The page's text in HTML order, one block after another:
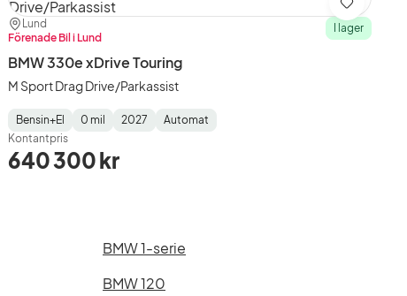
Plats:
Lund
Återförsäljare:
Förenade Bil i Lund
I lager
BMW 330e xDrive Touring
M Sport Drag Drive/Parkassist
Fuel
Type:
Bensin+El
Mätarställning:
0 mil
Model
Year:
2027
Gearbox
Type:
Automat
Kontantpris
640 300 kr
Spara
BMW 1-serie
BMW 120